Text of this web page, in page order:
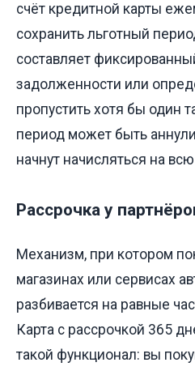
счёт кредитной карты
сохранить льготный
составляет
задолженности или
пропустить хотя бы один
период может быть
начнут начисляться на
Рассрочка у
Механизм, при котором
магазинах или сервисах
разбивается на равные
Карта с рассрочкой 365
такой функционал: вы